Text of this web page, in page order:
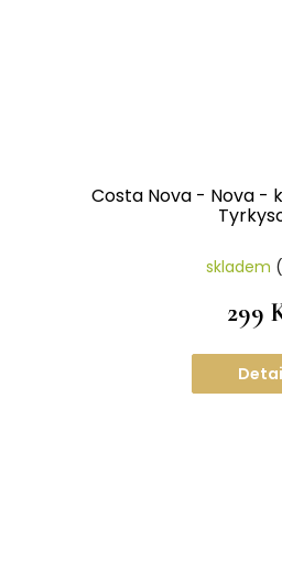
Costa Nova - Nova -
skladem
299